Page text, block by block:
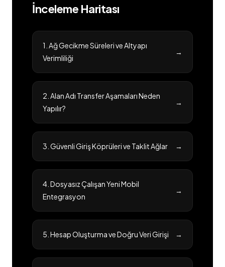
İnceleme Haritası
1. Ağ Gecikme Süreleri ve Altyapı
Verimliliği
→
2. Alan Adı Transfer Aşamaları Neden
Yapılır?
→
3. Güvenli Giriş Köprüleri ve Taklit Ağlar →
4. Dosyasız Çalışan Yeni Mobil
Entegrasyon
→
5. Hesap Oluşturma ve Doğru Veri Girişi →